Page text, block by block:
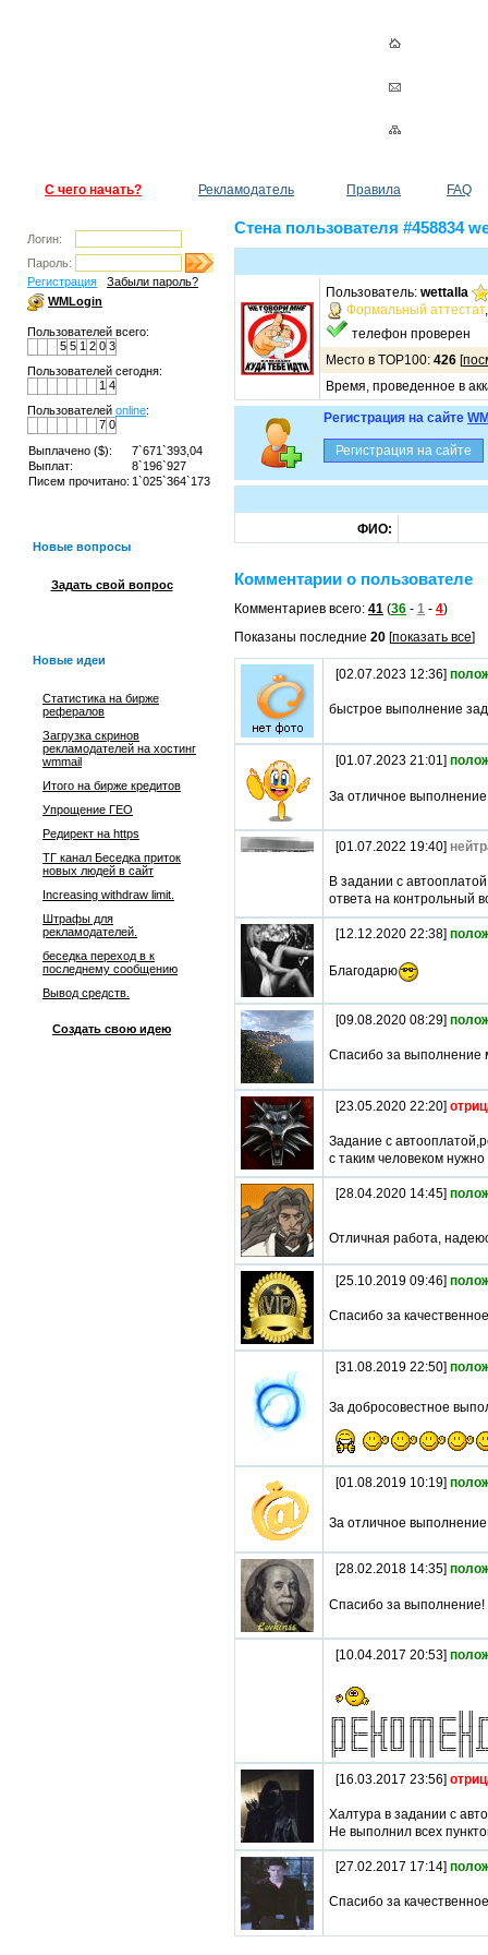
С чего начать? Рекламодатель Правила FAQ
Логин:
Пароль:
Регистрация
Забыли пароль?
WMLogin
Пользователей всего:
5 5 1 2 0 3
Пользователей сегодня:
1 4
Пользователей online:
7 0
Выплачено ($):
7`671`393,04
Выплат:
8`196`927
Писем прочитано: 1`025`364`173
Новые вопросы
Задать свой вопрос
Новые идеи
Статистика на бирже
рефералов
Загрузка скринов
рекламодателей на хостинг
wmmail
Итого на бирже кредитов
Упрощение ГЕО
Редирект на https
ТГ канал Беседка приток
новых людей в сайт
Increasing withdraw limit.
Штрафы для
рекламодателей.
беседка переход в к
последнему сообщению
Вывод средств.
Создать свою идею
Стена пользователя #458834
Пользователь: wettalla
Формальный аттестат
телефон проверен
Место в TOP100: 426 [
Время, проведенное в
Регистрация на сайте
ФИО:
Комментарии о пользователе
Комментариев всего: 41 (36 - 1 - 4)
Показаны последние 20 [показать все]
[02.07.2023 12:36]
быстрое выполнение
[01.07.2023 21:01]
За отличное
[01.07.2022 19:40]
В задании с
ответа на контрольный
[12.12.2020 22:38]
Благодарю
[09.08.2020 08:29]
Спасибо за выполнение
[23.05.2020 22:20]
Задание с
с таким человеком
[28.04.2020 14:45]
Отличная работа,
[25.10.2019 09:46]
Спасибо за
[31.08.2019 22:50]
За добросовестное
[01.08.2019 10:19]
За отличное
[28.02.2018 14:35]
Спасибо за выполнение!
[10.04.2017 20:53]
[16.03.2017 23:56]
Халтура в задании с
Не выполнил всех
[27.02.2017 17:14]
Спасибо за